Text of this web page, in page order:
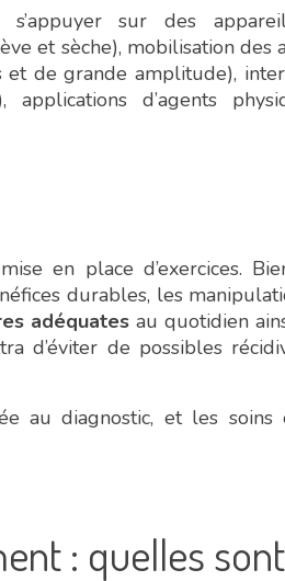
sur des
et sèche), mobilisation des
de grande amplitude),
d’agents
en place d’exercices.
durables, les
adéquates au quotidien
d’éviter de possibles
au diagnostic, et les soins
: quelles